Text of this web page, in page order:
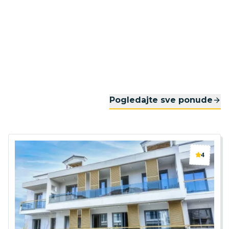
Pogledajte sve ponude
4